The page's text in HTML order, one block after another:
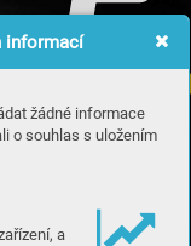
informací
žádné informace
o souhlas s uložením
a
ZÁPISNÍK
Sára Ko usková z LET